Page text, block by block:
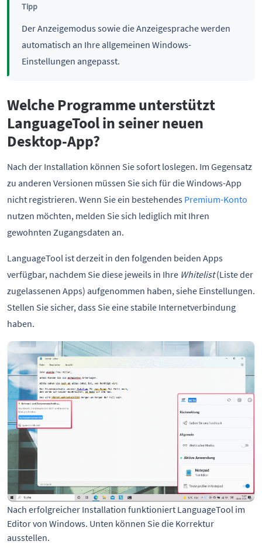
Tipp
Der Anzeigemodus sowie die Anzeigesprache werden
automatisch an Ihre allgemeinen Windows-
Einstellungen angepasst.
Welche Programme unterstützt
LanguageTool in seiner neuen
Desktop-App?
Nach der Installation können Sie sofort loslegen. Im Gegensatz
zu anderen Versionen müssen Sie sich für die Windows-App
nicht registrieren. Wenn Sie ein bestehendes Premium-Konto
nutzen möchten, melden Sie sich lediglich mit Ihren
gewohnten Zugangsdaten an.
LanguageTool ist derzeit in den folgenden beiden Apps
verfügbar, nachdem Sie diese jeweils in Ihre Whitelist(Liste der
zugelassenen Apps) aufgenommen haben, siehe Einstellungen.
Stellen Sie sicher, dass Sie eine stabile Internetverbindung
haben.
Nach erfolgreicher Installation funktioniert LanguageTool im
Editor von Windows. Unten können Sie die Korrektur
ausstellen.